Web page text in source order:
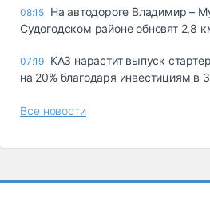
08:15 На автодороге Владимир –
Судогодском районе обновят 2,8
07:19 КАЗ нарастит выпуск
на 20% благодаря инвестициям в
Все новости